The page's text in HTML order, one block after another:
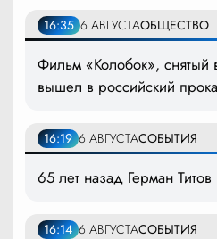
16:35 6 АВГУСТАОБЩЕСТВО
Фильм «Колобок», снятый
вышел в российский
16:19 6 АВГУСТАСОБЫТИЯ
65 лет назад Герман
16:14 6 АВГУСТАСОБЫТИЯ